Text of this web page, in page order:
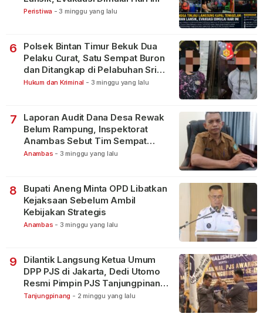
Peristiwa - 3 minggu yang lalu
6
Polsek Bintan Timur Bekuk Dua
Pelaku Curat, Satu Sempat Buron
dan Ditangkap di Pelabuhan Sri
Bintan Pura
Hukum dan Kriminal - 3 minggu yang lalu
7
Laporan Audit Dana Desa Rewak
Belum Rampung, Inspektorat
Anambas Sebut Tim Sempat
Terbagi Tangani Kasus Lain
Anambas - 3 minggu yang lalu
8
Bupati Aneng Minta OPD Libatkan
Kejaksaan Sebelum Ambil
Kebijakan Strategis
Anambas - 3 minggu yang lalu
9
Dilantik Langsung Ketua Umum
DPP PJS di Jakarta, Dedi Utomo
Resmi Pimpin PJS Tanjungpinang-
Bintan
Tanjungpinang - 2 minggu yang lalu